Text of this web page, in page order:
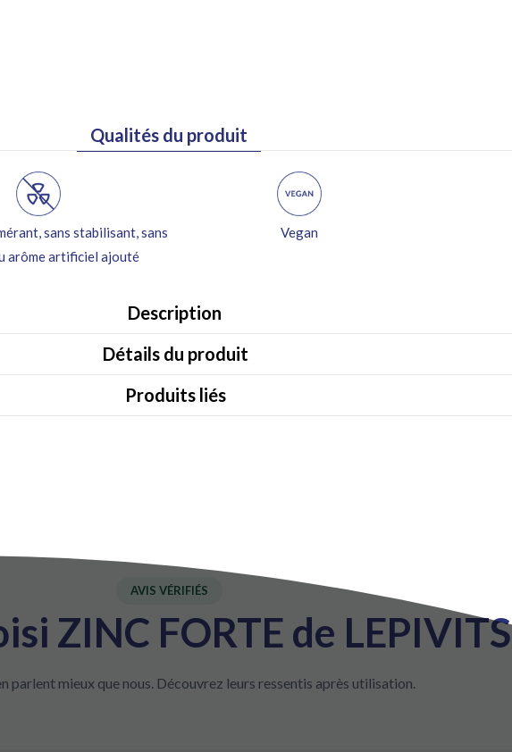
Qualités du produit
sans stabilisant, sans
arôme artificiel ajouté
Vegan
Description
Détails du produit
Produits liés
AVIS VÉRIFIÉS
ZINC FORTE de LEPIVITS
parlent mieux que nous. Découvrez leurs ressentis après utilisation.